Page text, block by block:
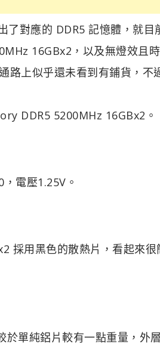
對應的 DDR5 記憶體，就目
16GBx2，以及無燈效且
路上似乎還未看到有鋪貨，不
DDR5 5200MHz 16GBx2。
電壓1.25V。
採用黑色的散熱片，看起來
單純鋁片較有一點重量，外